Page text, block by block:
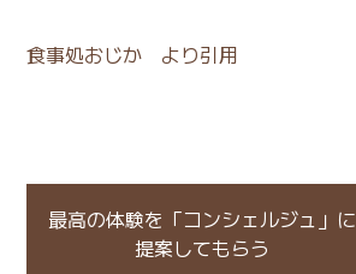
食事処おじか より引用
最高の体験を「コンシェルジュ」に
提案してもらう